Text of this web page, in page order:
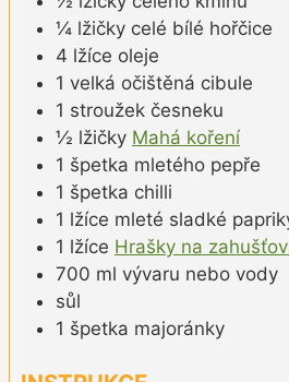
¼ lžičky celé bílé hořčice
4 lžíce oleje
1 velká očištěná cibule
1 stroužek česneku
½ lžičky Mahá koření
1 špetka mletého pepře
1 špetka chilli
1 lžíce mleté sladké
1 lžíce Hrašky na
700 ml vývaru nebo vody
sůl
1 špetka majoránky